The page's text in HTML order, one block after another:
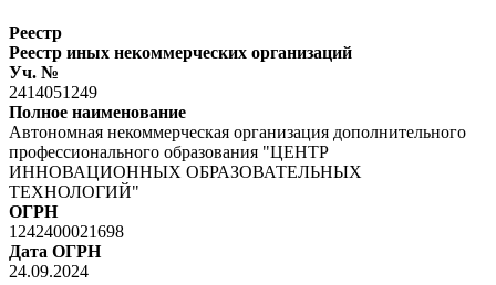
Реестр
Реестр иных некоммерческих организаций
Уч. №
2414051249
Полное наименование
Автономная некоммерческая организация дополнительного
профессионального образования "ЦЕНТР
ИННОВАЦИОННЫХ ОБРАЗОВАТЕЛЬНЫХ
ТЕХНОЛОГИЙ"
ОГРН
1242400021698
Дата ОГРН
24.09.2024